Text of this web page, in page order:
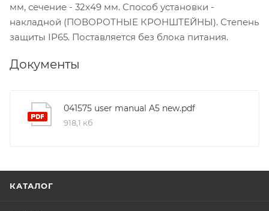
мм, сечение - 32x49 мм. Способ установки -
накладной (ПОВОРОТНЫЕ КРОНШТЕЙНЫ). Степень
защиты IP65. Поставляется без блока питания.
Документы
041575 user manual A5 new.pdf
918,1 кб
КАТАЛОГ